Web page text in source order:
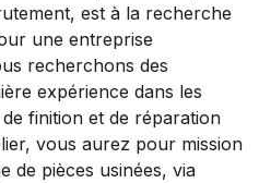
est à la recherche
une entreprise
recherchons des
expérience dans les
finition et de réparation
vous aurez pour mission
de pièces usinées, via